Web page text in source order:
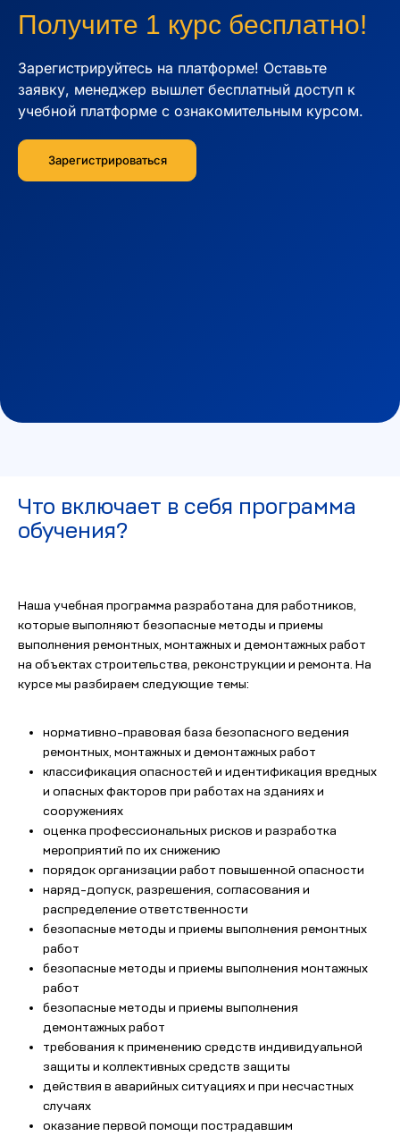
Получите 1 курс бесплатно!
Зарегистрируйтесь на платформе! Оставьте
заявку, менеджер вышлет бесплатный доступ к
учебной платформе c ознакомительным курсом.
Зарегистрироваться
Что включает в себя программа
обучения?
Наша учебная программа разработана для работников,
которые выполняют безопасные методы и приемы
выполнения ремонтных, монтажных и демонтажных работ
на объектах строительства, реконструкции и ремонта. На
курсе мы разбираем следующие темы:
нормативно-правовая база безопасного ведения
ремонтных, монтажных и демонтажных работ
классификация опасностей и идентификация вредных
и опасных факторов при работах на зданиях и
сооружениях
оценка профессиональных рисков и разработка
мероприятий по их снижению
порядок организации работ повышенной опасности
наряд-допуск, разрешения, согласования и
распределение ответственности
безопасные методы и приемы выполнения ремонтных
работ
безопасные методы и приемы выполнения монтажных
работ
безопасные методы и приемы выполнения
демонтажных работ
требования к применению средств индивидуальной
защиты и коллективных средств защиты
действия в аварийных ситуациях и при несчастных
случаях
оказание первой помощи пострадавшим